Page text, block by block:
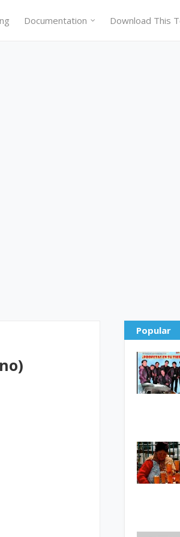
Documentation Download This
Popular